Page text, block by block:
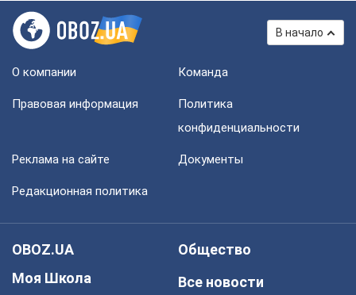
В начало
О компании Команда
Правовая информация
Политика
конфиденциальности
Реклама на сайте Документы
Редакционная политика
OBOZ.UA
Моя Школа
Общество
Все новости